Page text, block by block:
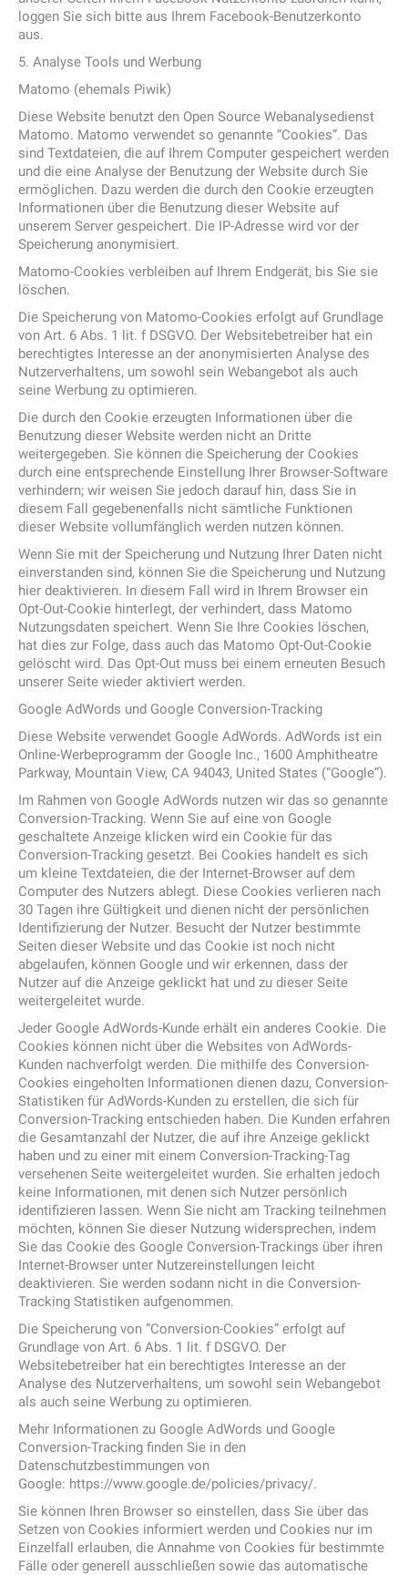
loggen Sie sich bitte aus Ihrem Facebook-Benutzerkonto
aus.
5. Analyse Tools und Werbung
Matomo (ehemals Piwik)
Diese Website benutzt den Open Source Webanalysedienst
Matomo. Matomo verwendet so genannte “Cookies”. Das
sind Textdateien, die auf Ihrem Computer gespeichert werden
und die eine Analyse der Benutzung der Website durch Sie
ermöglichen. Dazu werden die durch den Cookie erzeugten
Informationen über die Benutzung dieser Website auf
unserem Server gespeichert. Die IP-Adresse wird vor der
Speicherung anonymisiert.
Matomo-Cookies verbleiben auf Ihrem Endgerät, bis Sie sie
löschen.
Die Speicherung von Matomo-Cookies erfolgt auf Grundlage
von Art. 6 Abs. 1 lit. f DSGVO. Der Websitebetreiber hat ein
berechtigtes Interesse an der anonymisierten Analyse des
Nutzerverhaltens, um sowohl sein Webangebot als auch
seine Werbung zu optimieren.
Die durch den Cookie erzeugten Informationen über die
Benutzung dieser Website werden nicht an Dritte
weitergegeben. Sie können die Speicherung der Cookies
durch eine entsprechende Einstellung Ihrer Browser-Software
verhindern; wir weisen Sie jedoch darauf hin, dass Sie in
diesem Fall gegebenenfalls nicht sämtliche Funktionen
dieser Website vollumfänglich werden nutzen können.
Wenn Sie mit der Speicherung und Nutzung Ihrer Daten nicht
einverstanden sind, können Sie die Speicherung und Nutzung
hier deaktivieren. In diesem Fall wird in Ihrem Browser ein
Opt-Out-Cookie hinterlegt, der verhindert, dass Matomo
Nutzungsdaten speichert. Wenn Sie Ihre Cookies löschen,
hat dies zur Folge, dass auch das Matomo Opt-Out-Cookie
gelöscht wird. Das Opt-Out muss bei einem erneuten Besuch
unserer Seite wieder aktiviert werden.
Google AdWords und Google Conversion-Tracking
Diese Website verwendet Google AdWords. AdWords ist ein
Online-Werbeprogramm der Google Inc., 1600 Amphitheatre
Parkway, Mountain View, CA 94043, United States (“Google”).
Im Rahmen von Google AdWords nutzen wir das so genannte
Conversion-Tracking. Wenn Sie auf eine von Google
geschaltete Anzeige klicken wird ein Cookie für das
Conversion-Tracking gesetzt. Bei Cookies handelt es sich
um kleine Textdateien, die der Internet-Browser auf dem
Computer des Nutzers ablegt. Diese Cookies verlieren nach
30 Tagen ihre Gültigkeit und dienen nicht der persönlichen
Identifizierung der Nutzer. Besucht der Nutzer bestimmte
Seiten dieser Website und das Cookie ist noch nicht
abgelaufen, können Google und wir erkennen, dass der
Nutzer auf die Anzeige geklickt hat und zu dieser Seite
weitergeleitet wurde.
Jeder Google AdWords-Kunde erhält ein anderes Cookie. Die
Cookies können nicht über die Websites von AdWords-
Kunden nachverfolgt werden. Die mithilfe des Conversion-
Cookies eingeholten Informationen dienen dazu, Conversion-
Statistiken für AdWords-Kunden zu erstellen, die sich für
Conversion-Tracking entschieden haben. Die Kunden erfahren
die Gesamtanzahl der Nutzer, die auf ihre Anzeige geklickt
haben und zu einer mit einem Conversion-Tracking-Tag
versehenen Seite weitergeleitet wurden. Sie erhalten jedoch
keine Informationen, mit denen sich Nutzer persönlich
identifizieren lassen. Wenn Sie nicht am Tracking teilnehmen
möchten, können Sie dieser Nutzung widersprechen, indem
Sie das Cookie des Google Conversion-Trackings über ihren
Internet-Browser unter Nutzereinstellungen leicht
deaktivieren. Sie werden sodann nicht in die Conversion-
Tracking Statistiken aufgenommen.
Die Speicherung von “Conversion-Cookies” erfolgt auf
Grundlage von Art. 6 Abs. 1 lit. f DSGVO. Der
Websitebetreiber hat ein berechtigtes Interesse an der
Analyse des Nutzerverhaltens, um sowohl sein Webangebot
als auch seine Werbung zu optimieren.
Mehr Informationen zu Google AdWords und Google
Conversion-Tracking finden Sie in den
Datenschutzbestimmungen von
Google: https://www.google.de/policies/privacy/.
Sie können Ihren Browser so einstellen, dass Sie über das
Setzen von Cookies informiert werden und Cookies nur im
Einzelfall erlauben, die Annahme von Cookies für bestimmte
Fälle oder generell ausschließen sowie das automatische